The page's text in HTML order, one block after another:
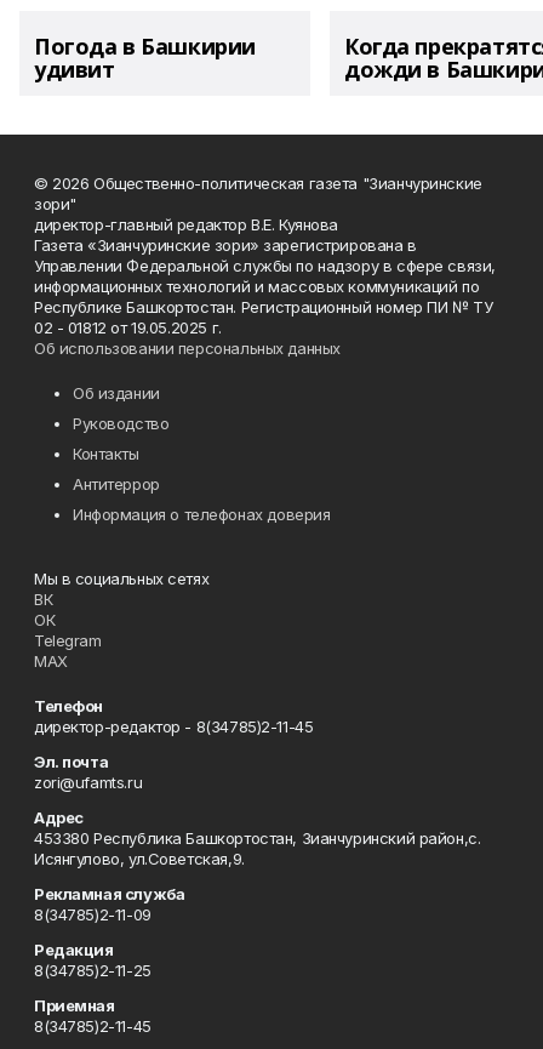
Погода в Башкирии
удивит
Когда
дожди в
© 2026 Общественно-политическая газета "Зианчуринские
зори"
директор-главный редактор В.Е. Куянова
Газета «Зианчуринские зори» зарегистрирована в
Управлении Федеральной службы по надзору в сфере связи,
информационных технологий и массовых коммуникаций по
Республике Башкортостан. Регистрационный номер ПИ № ТУ
02 - 01812 от 19.05.2025 г.
Об использовании персональных данных
Об издании
Руководство
Контакты
Антитеррор
Информация о телефонах доверия
Мы в социальных сетях
ВК
ОК
Telegram
MAX
Телефон
директор-редактор - 8(34785)2-11-45
Эл. почта
zori@ufamts.ru
Адрес
453380 Республика Башкортостан, Зианчуринский район,с.
Исянгулово, ул.Советская,9.
Рекламная служба
8(34785)2-11-09
Редакция
8(34785)2-11-25
Приемная
8(34785)2-11-45